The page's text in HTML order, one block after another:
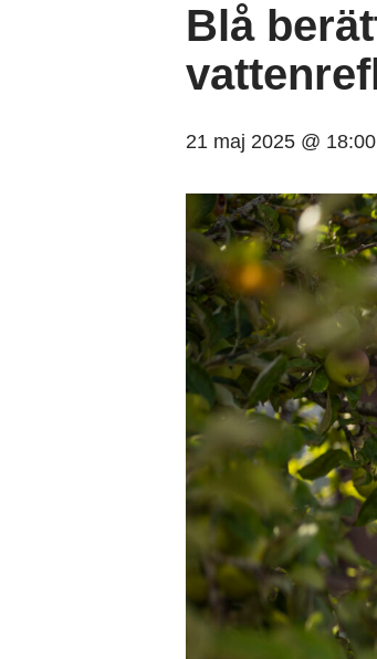
Blå
21 maj 2025 @ 18:00